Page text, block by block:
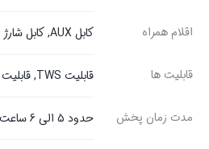
اقلام همراه کابل AUX, کابل شارژ میکرو
قابلیت ها قابلیت TWS, قابلیت تماس
مدت زمان پخش حدود 5 الی 6 ساعت با 80 درصد شارژ